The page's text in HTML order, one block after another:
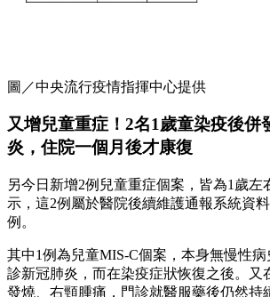
圖／中央流行疫情指揮中心提供
又增兒童重症！2名1歲童染疫後併
炎，住院一個月後才康復
另今日新增2例兒童重症個案，皆為1歲左
示，這2例屬於醫院後續維護通報系統資
例。
其中1例為兒童MIS-C個案，本身無慢性
診新冠肺炎，而在染疫症狀恢復之後。又
發燒、右頸腫痛，門診就醫服藥後仍然持